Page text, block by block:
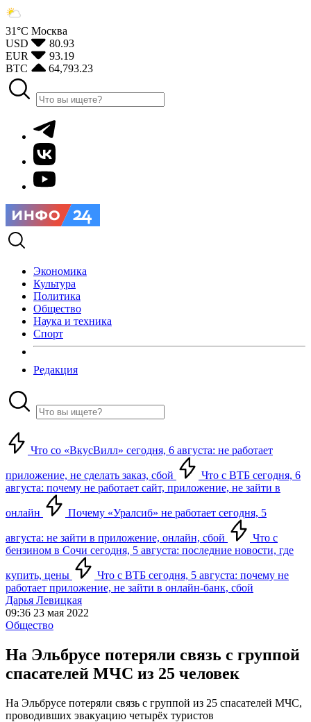
31°С Москва
USD
80.93
EUR
93.19
BTC
64,793.23
Экономика
Культура
Политика
Общество
Наука и техника
Спорт
Редакция
Что со «ВкусВилл» сегодня, 6 августа: не работает
приложение, не сделать заказ, сбой
Что с ВТБ сегодня, 6
августа: почему не работает сайт, приложение, не зайти в
онлайн Почему «Уралсиб» не работает сегодня, 5
августа: не зайти в приложение, онлайн, сбой
Что с
бензином в Сочи сегодня, 5 августа: последние новости, где
купить, цены
Что с ВТБ сегодня, 5 августа: почему не
работает приложение, не зайти в онлайн-банк, сбой
Дарья Левицкая
09:36 23 мая 2022
Общество
На Эльбрусе потеряли связь с группой
спасателей МЧС из 25 человек
На Эльбрусе потеряли связь с группой из 25 спасателей МЧС,
проводивших эвакуацию четырёх туристов